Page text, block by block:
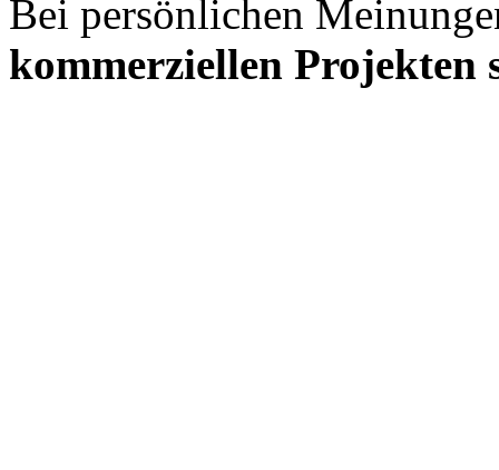
Bei persönlichen
kommerziellen Projekten